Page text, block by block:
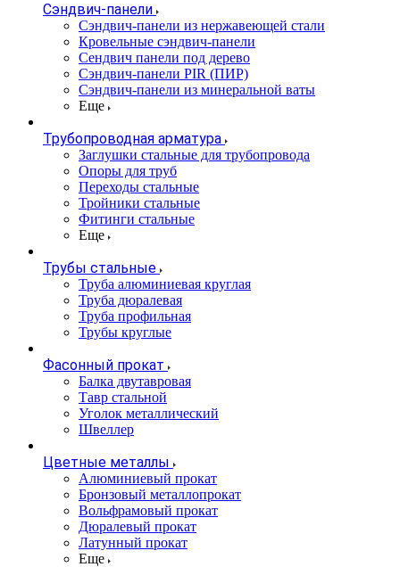
Сэндвич-панели
Cэндвич-панели из нержавеющей стали
Кровельные сэндвич-панели
Сендвич панели под дерево
Сэндвич-панели PIR (ПИР)
Сэндвич-панели из минеральной ваты
Еще
Трубопроводная арматура
Заглушки стальные для трубопровода
Опоры для труб
Переходы стальные
Тройники стальные
Фитинги стальные
Еще
Трубы стальные
Труба алюминиевая круглая
Труба дюралевая
Труба профильная
Трубы круглые
Фасонный прокат
Балка двутавровая
Тавр стальной
Уголок металлический
Швеллер
Цветные металлы
Алюминиевый прокат
Бронзовый металлопрокат
Вольфрамовый прокат
Дюралевый прокат
Латунный прокат
Еще